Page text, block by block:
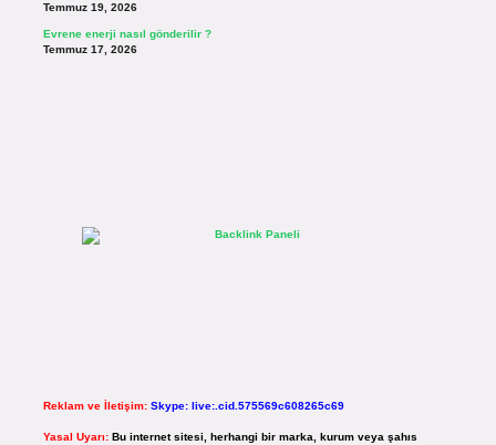
Temmuz 19, 2026
Evrene enerji nasıl gönderilir ?
Temmuz 17, 2026
Reklam ve İletişim: Skype: live:.cid.575569c608265c69
Yasal Uyarı: Bu internet sitesi, herhangi bir marka, kurum veya şahıs